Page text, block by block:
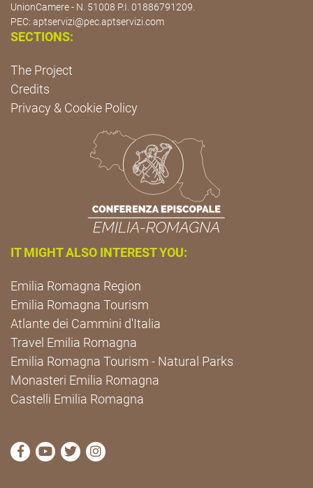
UnionCamere - N. 51008 P.I. 01886791209.
PEC: aptservizi@pec.aptservizi.com
SECTIONS:
The Project
Credits
Privacy & Cookie Policy
IT MIGHT ALSO INTEREST YOU:
Emilia Romagna Region
Emilia Romagna Tourism
Atlante dei Cammini d'Italia
Travel Emilia Romagna
Emilia Romagna Tourism - Natural Parks
Monasteri Emilia Romagna
Castelli Emilia Romagna
visit Cammini Emilia-Romagna Facebook profile
visit Cammini Emilia-Romagna YouTube profile
visit Cammini Emilia-Romagna Twitter
visit Cammini Emilia-Romagna